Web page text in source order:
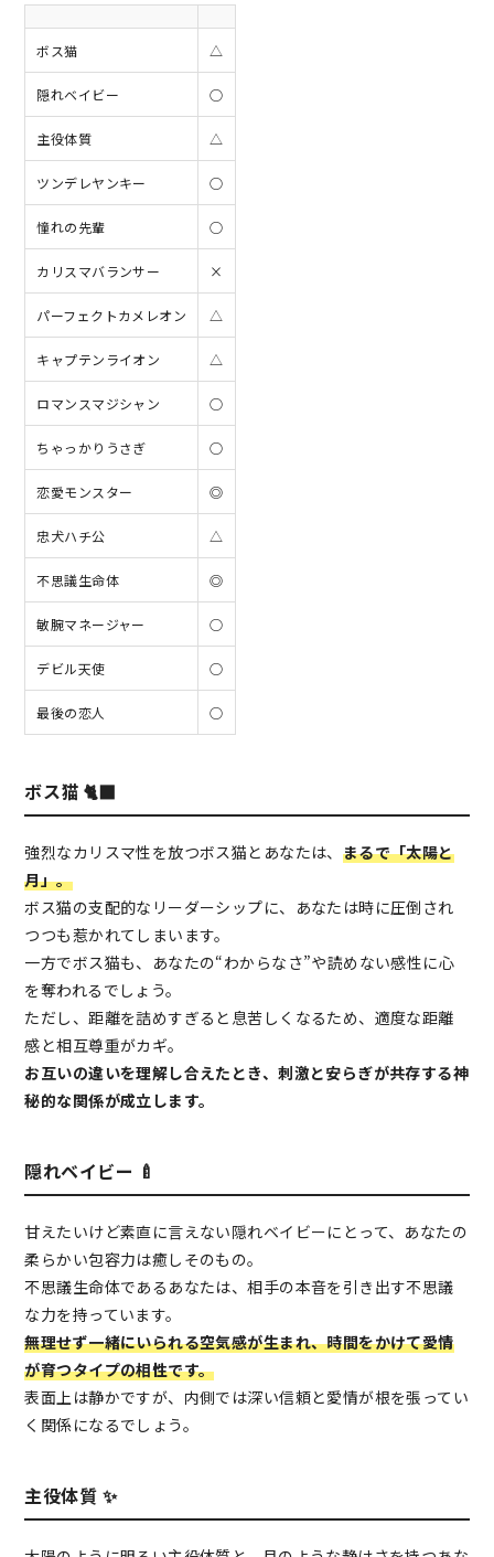
ボス猫 △
隠れベイビー ○
主役体質 △
ツンデレヤンキー ○
憧れの先輩 ○
カリスマバランサー ×
パーフェクトカメレオン △
キャプテンライオン △
ロマンスマジシャン ○
ちゃっかりうさぎ ○
恋愛モンスター ◎
忠犬ハチ公 △
不思議生命体 ◎
敏腕マネージャー ○
デビル天使 ○
最後の恋人 ○
ボス猫 🐈‍⬛
強烈なカリスマ性を放つボス猫とあなたは、 まるで「太陽と
月」。
ボス猫の支配的なリーダーシップに、あなたは時に圧倒され
つつも惹かれてしまいます。
一方でボス猫も、あなたの“わからなさ”や読めない感性に心
を奪われるでしょう。
ただし、距離を詰めすぎると息苦しくなるため、適度な距離
感と相互尊重がカギ。
お互いの違いを理解し合えたとき、刺激と安らぎが共存する神
秘的な関係が成立します。
隠れベイビー 🍼
甘えたいけど素直に言えない隠れベイビーにとって、あなたの
柔らかい包容力は癒しそのもの。
不思議生命体であるあなたは、相手の本音を引き出す不思議
な力を持っています。
無理せず一緒にいられる空気感が生まれ、時間をかけて愛情
が育つタイプの相性です。
表面上は静かですが、内側では深い信頼と愛情が根を張ってい
く関係になるでしょう。
主役体質 ✨